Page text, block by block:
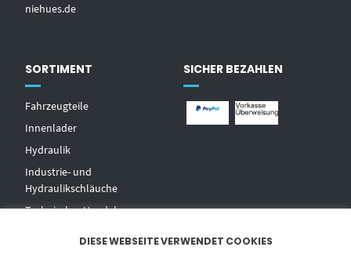
niehues.de
SORTIMENT
Fahrzeugteile
Innenlader
Hydraulik
Industrie- und
Hydraulikschläuche
Technischer Handel
SICHER BEZAHLEN
DIESE WEBSEITE VERWENDET COOKIES